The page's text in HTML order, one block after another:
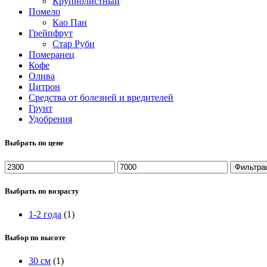
Помело
Као Пан
Грейпфрут
Стар Руби
Померанец
Кофе
Олива
Цитрон
Средства от болезней и вредителей
Грунт
Удобрения
Выбрать по цене
Минимальная
цена
Максимальная
цена
Выбрать по возрасту
1-2 года (1)
Выбор по высоте
30 см (1)